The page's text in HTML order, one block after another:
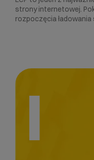
strony internetowej.
rozpoczęcia
I